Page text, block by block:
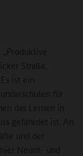
Straße,
ist ein
für
das Lernen in
gefährdet ist. An
und der
Neunt- und